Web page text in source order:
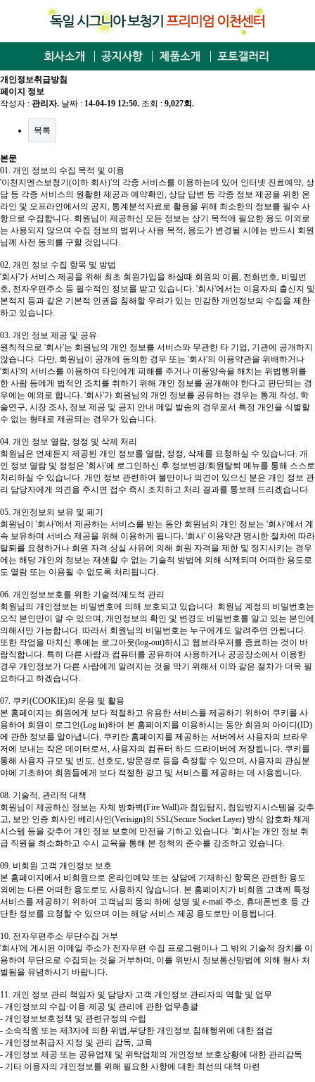
개인정보취급방침
페이지 정보
작성자 : 관리자. 날짜 : 14-04-19 12:50. 조회 : 9,027회.
목록
본문
01. 개인 정보의 수집 목적 및 이용
'이천지멘스보청기(이하 회사)'의 각종 서비스를 이용하는데 있어 인터넷 진료예약, 상
담 등 각종 서비스의 원활한 제공과 예약확인, 상담 답변 등 각종 정보 제공을 위한 온
라인 및 오프라인에서의 공지, 통계분석자료로 활용을 위해 최소한의 정보를 필수 사
항으로 수집합니다. 회원님이 제공하신 모든 정보는 상기 목적에 필요한 용도 이외로
는 사용되지 않으며 수집 정보의 범위나 사용 목적, 용도가 변경될 시에는 반드시 회원
님께 사전 동의를 구할 것입니다.
02. 개인 정보 수집 항목 및 방법
'회사'가 서비스 제공을 위해 최초 회원가입을 하실때 회원의 이름, 전화번호, 비밀번
호, 전자우편주소 등 필수적인 정보를 받고 있습니다. '회사'에서는 이용자의 출신지 및
본적지 등과 같은 기본적 인권을 침해할 우려가 있는 민감한 개인정보의 수집을 제한
하고 있습니다.
03. 개인 정보 제공 및 공유
원칙적으로 '회사'는 회원님의 개인 정보를 서비스와 무관한 타 기업, 기관에 공개하지
않습니다. 다만, 회원님이 공개에 동의한 경우 또는 '회사'의 이용약관을 위배하거나
'회사'의 서비스를 이용하여 타인에게 피해를 주거나 미풍양속을 해치는 위법행위를
한 사람 등에게 법적인 조치를 취하기 위해 개인 정보를 공개해야 한다고 판단되는 경
우에는 예외로 합니다. '회사'가 회원님의 개인 정보를 공유하는 경우는 통계 작성, 학
술연구, 시장 조사, 정보 제공 및 공지 안내 메일 발송의 경우로서 특정 개인을 식별할
수 없는 형태로 제공되는 경우가 있습니다.
04. 개인 정보 열람, 정정 및 삭제 처리
회원님은 언제든지 제공된 개인 정보를 열람, 정정, 삭제를 요청하실 수 있습니다. 개
인 정보 열람 및 정정은 '회사'에 로그인하신 후 정보변경/회원탈퇴 메뉴를 통해 스스로
처리하실 수 있습니다. 개인 정보 관련하여 불만이나 의견이 있으신 분은 개인 정보 관
리 담당자에게 의견을 주시면 접수 즉시 조치하고 처리 결과를 통보해 드리겠습니다.
05. 개인정보의 보유 및 폐기
회원님이 '회사'에서 제공하는 서비스를 받는 동안 회원님의 개인 정보는 '회사'에서 계
속 보유하며 서비스 제공을 위해 이용하게 됩니다. '회사' 이용약관 명시한 절차에 따라
탈퇴를 요청하거나 회원 자격 상실 사유에 의해 회원 자격을 제한 및 정지시키는 경우
에는 해당 개인의 정보는 재생할 수 없는 기술적 방법에 의해 삭제되며 어떠한 용도로
도 열람 또는 이용될 수 없도록 처리됩니다.
06. 개인정보보호를 위한 기술적/제도적 관리
회원님의 개인정보는 비밀번호에 의해 보호되고 있습니다. 회원님 계정의 비밀번호는
오직 본인만이 알 수 있으며, 개인정보의 확인 및 변경도 비밀번호를 알고 있는 본인에
의해서만 가능합니다. 따라서 회원님의 비밀번호는 누구에게도 알려주면 안됩니다.
또한 작업을 마치신 후에는 로그아웃(log-out)하시고 웹브라우저를 종료하는 것이 바
람직합니다. 특히 다른 사람과 컴퓨터를 공유하여 사용하거나 공공장소에서 이용한
경우 개인정보가 다른 사람에게 알려지는 것을 막기 위해서 이와 같은 절차가 더욱 필
요하다고 하겠습니다.
07. 쿠키(COOKIE)의 운용 및 활용
본 홈페이지는 회원에게 보다 적절하고 유용한 서비스를 제공하기 위하여 쿠키를 사
용하여 회원이 로그인(Log in)하여 본 홈페이지를 이용하시는 동안 회원의 아이디(ID)
에 관한 정보를 알아냅니다. 쿠키란 홈페이지를 제공하는 서버에서 사용자의 브라우
저에 보내는 작은 데이터로서, 사용자의 컴퓨터 하드 드라이버에 저장됩니다. 쿠키를
통해 사용자 규모 및 빈도, 선호도, 방문경로 등을 측정할 수 있으며, 사용자의 관심분
야에 기초하여 회원들에게 보다 적절한 광고 및 서비스를 제공하는 데 사용됩니다.
08. 기술적, 관리적 대책
회원님이 제공하신 정보는 자체 방화벽(Fire Wall)과 침입탐지, 침입방지시스템을 갖추
고, 보안 인증 회사인 베리사인(Verisign)의 SSL(Secure Socket Layer) 방식 암호화 체계
시스템 등을 갖추어 개인 정보 보호에 만전을 기하고 있습니다. '회사'는 개인 정보 취
급 직원을 최소화하고 수시 교육을 통해 본 정책의 준수를 강조하고 있습니다.
09. 비회원 고객 개인정보 보호
본 홈페이지에서 비회원으로 온라인예약 또는 상담에 기재하신 항목은 관련한 용도
외에는 다른 어떠한 용도로도 사용하지 않습니다. 본 홈페이지가 비회원 고객께 특정
서비스를 제공하기 위하여 고객님의 동의 하에 성명 및 e-mail 주소, 휴대폰번호 등 간
단한 정보를 요청할 수 있으며 이는 해당 서비스 제공 용도로만 이용됩니다.
10. 전자우편주소 무단수집 거부
'회사'에 게시된 이메일 주소가 전자우편 수집 프로그램이나 그 밖의 기술적 장치를 이
용하여 무단으로 수집되는 것을 거부하며, 이를 위반시 정보통신망법에 의해 형사 처
벌됨을 유념하시기 바랍니다.
11. 개인 정보 관리 책임자 및 담당자 고객 개인정보 관리자의 역할 및 업무
- 개인정보의 수집·이용·제공 및 관리에 관한 업무총괄
- 개인정보보호정책 및 관련규정의 수립
- 소속직원 또는 제3자에 의한 위법,부당한 개인정보 침해행위에 대한 점검
- 개인정보취급자 지정 및 관리 감독, 교육
- 개인정보 제공 또는 공유업체 및 위탁업체의 개인정보 보호상황에 대한 관리감독
- 기타 이용자의 개인정보를 위해 필요한 사항에 대한 최선의 대책 마련